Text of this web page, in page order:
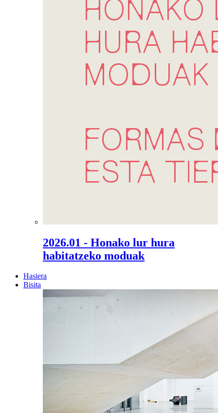
2026.01 - Honako lur hura
habitatzeko moduak
Hasiera
Bisita